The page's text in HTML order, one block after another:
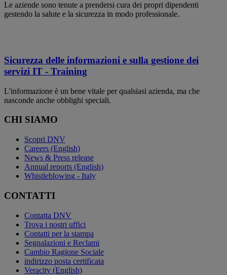
Le aziende sono tenute a prendersi cura dei propri dipendenti
gestendo la salute e la sicurezza in modo professionale.
Sicurezza delle informazioni e sulla gestione dei
servizi IT - Training
L'informazione è un bene vitale per qualsiasi azienda, ma che
nasconde anche obblighi speciali.
CHI SIAMO
Scopri DNV
Careers (English)
News & Press release
Annual reports (English)
Whistleblowing - Italy
CONTATTI
Contatta DNV
Trova i nostri uffici
Contatti per la stampa
Segnalazioni e Reclami
Cambio Ragione Sociale
indirizzo posta certificata
Veracity (English)